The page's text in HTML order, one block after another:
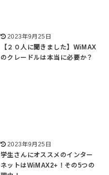
2023年9月25日
【２０人に聞きました】WiMAX
のクレードルは本当に必要か？
2023年9月25日
学生さんにオススメのインター
ネットはWiMAX2+！その5つの